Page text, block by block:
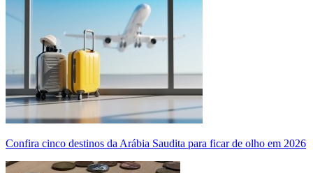
Confira cinco destinos da Arábia Saudita para ficar de olho em 2026